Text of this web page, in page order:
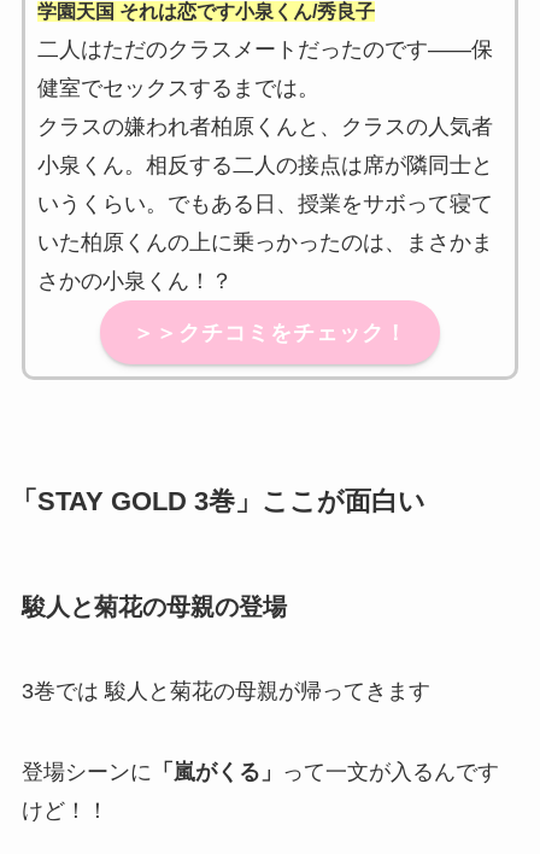
学園天国 それは恋です小泉くん/秀良子
二人はただのクラスメートだったのです――保
健室でセックスするまでは。
クラスの嫌われ者柏原くんと、クラスの人気者
小泉くん。相反する二人の接点は席が隣同士と
いうくらい。でもある日、授業をサボって寝て
いた柏原くんの上に乗っかったのは、まさかま
さかの小泉くん！？
＞＞クチコミをチェック！
「STAY GOLD 3巻」ここが面白い
駿人と菊花の母親の登場
3巻では 駿人と菊花の母親が帰ってきます
登場シーンに 「嵐がくる」 って一文が入るんです
けど！！